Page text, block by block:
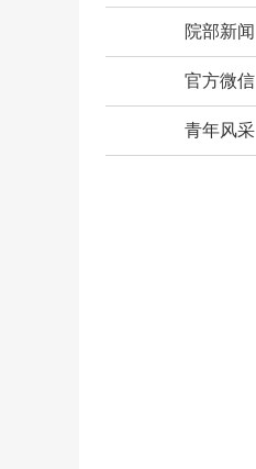
院部新闻
官方微信
青年风采